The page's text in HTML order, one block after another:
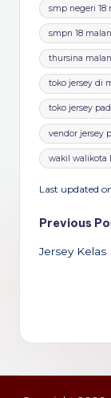
smp negeri 18
smpn 18
thursina
toko jersey di
toko jersey
vendor jersey
wakil walikota
Last updated
Post
Previous
Jersey Kelas